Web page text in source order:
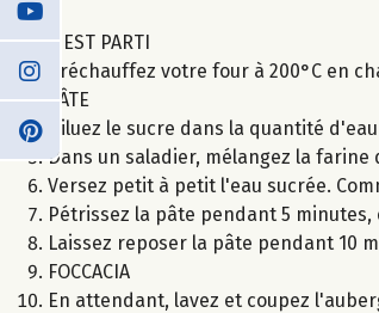
C'EST PARTI
Préchauffez votre four à 200°C en
PÂTE
Diluez le sucre dans la quantité
Dans un saladier, mélangez la
Versez petit à petit l'eau sucrée.
Pétrissez la pâte pendant 5
Laissez reposer la pâte pendant 10
FOCCACIA
En attendant, lavez et coupez